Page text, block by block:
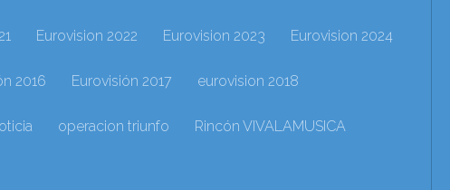
Eurovision 2022 Eurovision 2023 Eurovision 2024
2016 Eurovisión 2017 eurovision 2018
operacion triunfo Rincón VIVALAMUSICA